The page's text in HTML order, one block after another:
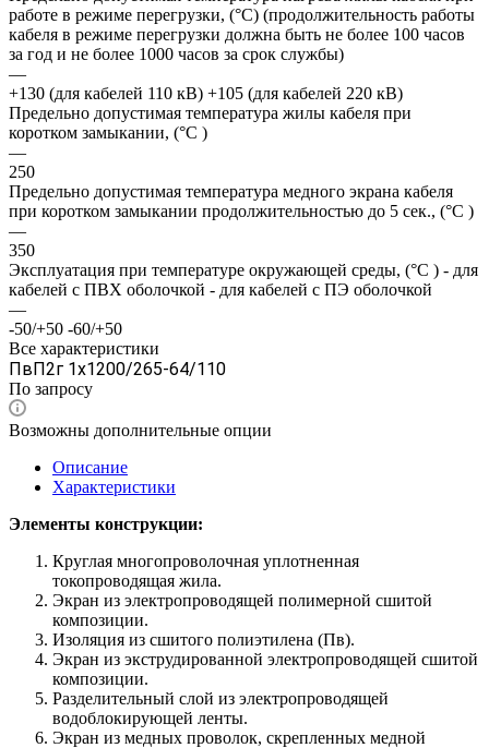
работе в режиме перегрузки, (°С) (продолжительность работы
кабеля в режиме перегрузки должна быть не более 100 часов
за год и не более 1000 часов за срок службы)
—
+130 (для кабелей 110 кВ) +105 (для кабелей 220 кВ)
Предельно допустимая температура жилы кабеля при
коротком замыкании, (°С )
—
250
Предельно допустимая температура медного экрана кабеля
при коротком замыкании продолжительностью до 5 сек., (°С )
—
350
Эксплуатация при температуре окружающей среды, (°С ) - для
кабелей с ПВХ оболочкой - для кабелей с ПЭ оболочкой
—
-50/+50 -60/+50
Все характеристики
ПвП2г 1х1200/265-64/110
По запросу
Возможны дополнительные опции
Описание
Характеристики
Элементы конструкции:
Круглая многопроволочная уплотненная
токопроводящая жила.
Экран из электропроводящей полимерной сшитой
композиции.
Изоляция из сшитого полиэтилена (Пв).
Экран из экструдированной электропроводящей сшитой
композиции.
Разделительный слой из электропроводящей
водоблокирующей ленты.
Экран из медных проволок, скрепленных медной